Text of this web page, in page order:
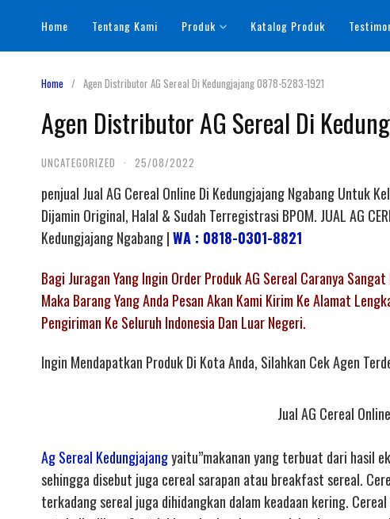
content
Home Tentang Kami Produk Katalog Produk
Home Agen Distributor AG Sereal Di Kedungjajang 0878-5283-1921
Agen Distributor AG Sereal Di
UNCATEGORIZED · 25/08/2022
penjual Jual AG Cereal Online Di Kedungjajang Ngabang Untuk
Dijamin Original, Halal & Sudah Terregistrasi BPOM. JUAL AG
Kedungjajang Ngabang |WA : 0818-0301-8821
Bagi Juragan Yang Ingin Order Produk AG Sereal Caranya
Maka Barang Yang Anda Pesan Akan Kami Kirim Ke Alamat
Pengiriman Ke Seluruh Indonesia Dan Luar Negeri.
Ingin Mendapatkan Produk Di Kota Anda, Silahkan Cek Agen
Jual AG Cereal
Ag Sereal Kedungjajangyaitu”makanan yang terbuat dari hasil
sehingga disebut juga cereal sarapan atau breakfast sereal.
terkadang sereal juga dihidangkan dalam keadaan kering.